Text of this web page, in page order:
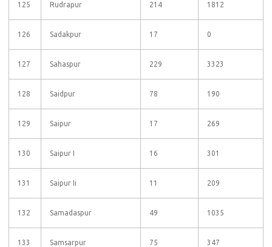
125 Rudrapur 214 1812
126 Sadakpur 17 0
127 Sahaspur 229 3323
128 Saidpur 78 190
129 Saipur 17 269
130 Saipur I 16 301
131 Saipur Ii 11 209
132 Samadaspur 49 1035
133 Samsarpur 75 347